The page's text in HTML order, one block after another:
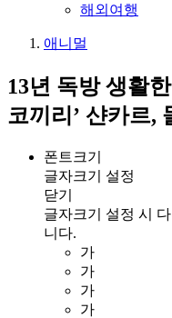
해외여행
애니멀
13년 독방 생활
코끼리’ 샨카르,
폰트크기
글자크기 설정
닫기
글자크기 설정 시
니다.
가
가
가
가